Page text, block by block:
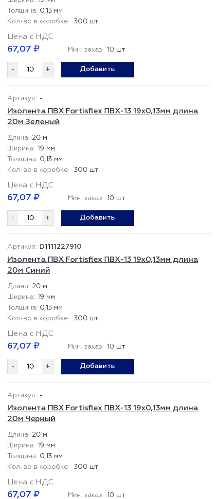
0,13 мм
300 шт
Цена с НДС
67,07 ₽ Мин. заказ: 10 шт
- + Добавить
-
Изолента ПВХ Fortisflex ПВХ-13 19x0,13мм длина
20м Зеленый
20 м
19 мм
0,13 мм
300 шт
Цена с НДС
67,07 ₽ Мин. заказ: 10 шт
- + Добавить
D1111227910
Изолента ПВХ Fortisflex ПВХ-13 19x0,13мм длина
20м Синий
20 м
19 мм
0,13 мм
300 шт
Цена с НДС
67,07 ₽ Мин. заказ: 10 шт
- + Добавить
-
Изолента ПВХ Fortisflex ПВХ-13 19x0,13мм длина
20м Черный
20 м
19 мм
0,13 мм
300 шт
Цена с НДС
67,07 ₽ Мин. заказ: 10 шт